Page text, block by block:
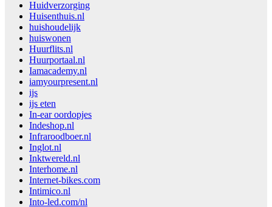
Huidverzorging
Huisenthuis.nl
huishoudelijk
huiswonen
Huurflits.nl
Huurportaal.nl
Iamacademy.nl
iamyourpresent.nl
ijs
ijs eten
In-ear oordopjes
Indeshop.nl
Infraroodboer.nl
Inglot.nl
Inktwereld.nl
Interhome.nl
Internet-bikes.com
Intimico.nl
Into-led.com/nl